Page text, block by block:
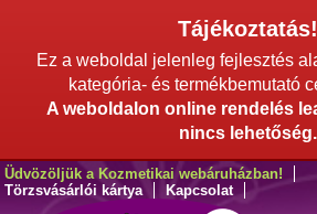
Tájékoztatás!
Ez a weboldal jelenleg fejlesztés
kategória- és termékbemutató
A weboldalon online rendelés
nincs lehetőség.
Üdvözöljük a Kozmetikai webáruházban!
Törzsvásárlói kártya
Kapcsolat